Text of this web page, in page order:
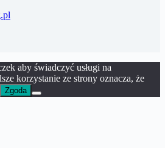
aby świadczyć usługi na
korzystanie ze strony oznacza, że
Zgoda